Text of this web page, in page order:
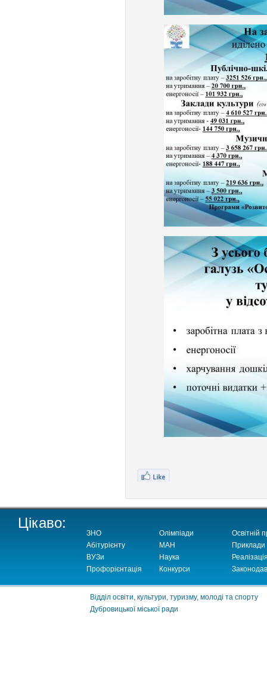
Цікаво:
ЗНО
Абітурієнту
ВУЗи
Профорієнтація
Олімпіади
МАН
Наука
Конкурси
Освітній
Приклади
Відділ освіти, культури, туризму, молоді та спорту
Дубровицької міської ради